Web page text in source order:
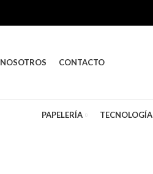
NOSOTROS CONTACTO
PAPELERÍA TECNOLOGÍA